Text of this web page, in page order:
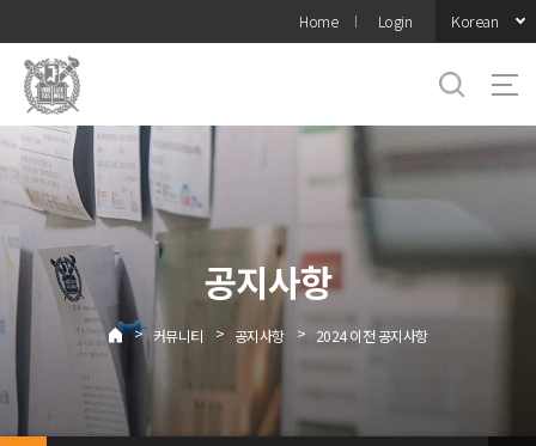
메뉴
Home Login Korean
공지사항
> 커뮤니티 > 공지사항 > 2024 이전 공지사항